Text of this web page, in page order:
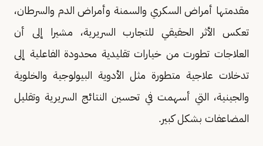
مقدمتها أمراض السكري والسمنة وأمراض الدم والسرطان،
تعكس الأثر الحقيقي للتجارب السريرية، مشيرا إلى أن
العلاجات تطورت من خيارات تقليدية محدودة الفاعلية إلى
تدخلات علاجية متطورة مثل الأدوية البيولوجية والخلوية
والجينية، التي أسهمت في تحسين النتائج السريرية وتقليل
المضاعفات بشكل كبير.